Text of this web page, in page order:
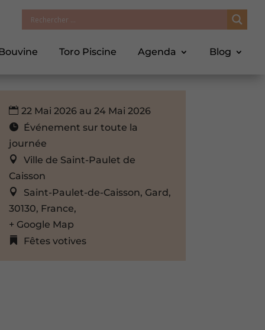
Toro Piscine Agenda Blog
22 Mai 2026 au 24 Mai 2026
Événement sur toute la
journée
Ville de Saint-Paulet de
Caisson
Saint-Paulet-de-Caisson, Gard,
30130, France,
+ Google Map
Fêtes votives